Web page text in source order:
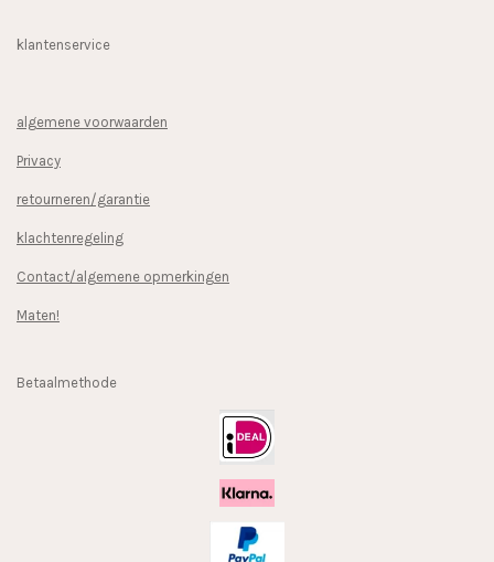
klantenservice
algemene voorwaarden
Privacy
retourneren/garantie
klachtenregeling
Contact/algemene opmerkingen
Maten!
Betaalmethode